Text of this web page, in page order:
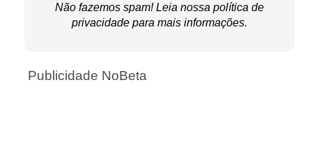
Não fazemos spam! Leia nossa política de
privacidade para mais informações.
Publicidade NoBeta